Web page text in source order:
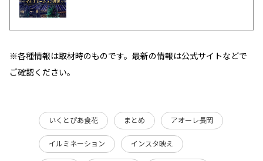
※各種情報は取材時のものです。最新の情報は公式サイトなどで
ご確認ください。
いくとぴあ食花 まとめ アオーレ長岡
イルミネーション インスタ映え